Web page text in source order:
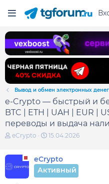
Вывод и обмен электронных денег
e-Crypto — быстрый и
BTC | ETH | UAH | EUR |
переводы и выдача
А
р
eCrypto
Д
а
н
а
15.04.2026
eCrypto
Активный